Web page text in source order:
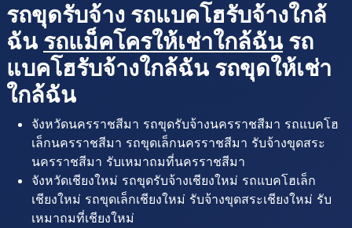
รถขุดรับจ้าง รถแบคโฮรับจ้างใกล้
ฉัน รถแม็คโครให้เช่าใกล้ฉัน รถ
แบคโฮรับจ้างใกล้ฉัน รถขุดให้เช่า
ใกล้ฉัน
จังหวัดนครราชสีมา รถขุดรับจ้างนครราชสีมา รถแบคโฮ
เล็กนครราชสีมา รถขุดเล็กนครราชสีมา รับจ้างขุดสระ
นครราชสีมา รับเหมาถมที่นครราชสีมา
จังหวัดเชียงใหม่ รถขุดรับจ้างเชียงใหม่ รถแบคโฮเล็ก
เชียงใหม่ รถขุดเล็กเชียงใหม่ รับจ้างขุดสระเชียงใหม่ รับ
เหมาถมที่เชียงใหม่